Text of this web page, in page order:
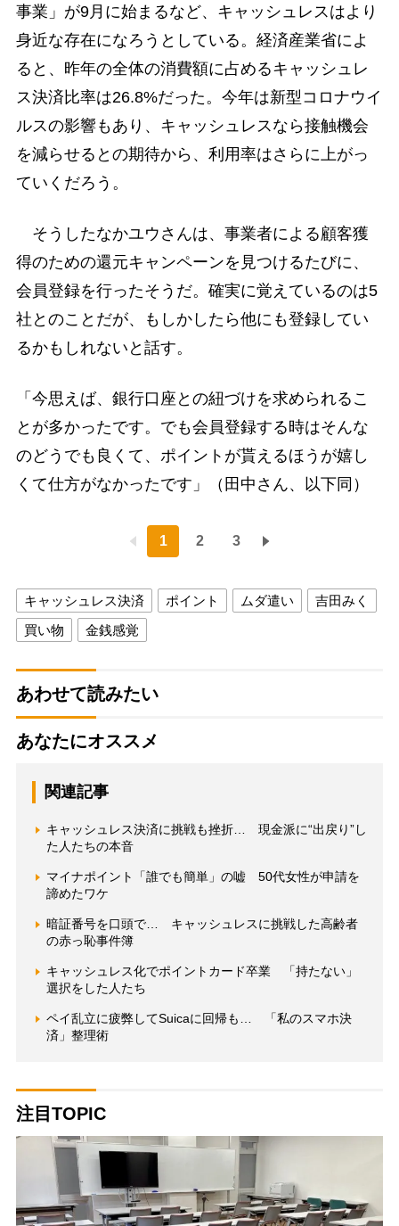
事業」が9月に始まるなど、キャッシュレスはより
身近な存在になろうとしている。経済産業省によ
ると、昨年の全体の消費額に占めるキャッシュレ
ス決済比率は26.8%だった。今年は新型コロナウイ
ルスの影響もあり、キャッシュレスなら接触機会
を減らせるとの期待から、利用率はさらに上がっ
ていくだろう。
そうしたなかユウさんは、事業者による顧客獲
得のための還元キャンペーンを見つけるたびに、
会員登録を行ったそうだ。確実に覚えているのは5
社とのことだが、もしかしたら他にも登録してい
るかもしれないと話す。
「今思えば、銀行口座との紐づけを求められるこ
とが多かったです。でも会員登録する時はそんな
のどうでも良くて、ポイントが貰えるほうが嬉し
くて仕方がなかったです」（田中さん、以下同）
1 2 3
キャッシュレス決済 ポイント ムダ遣い
吉田みく
買い物
金銭感覚
あわせて読みたい
あなたにオススメ
関連記事
キャッシュレス決済に挑戦も挫折… 現金派に“出戻り”し
た人たちの本音
マイナポイント「誰でも簡単」の嘘 50代女性が申請を
諦めたワケ
暗証番号を口頭で… キャッシュレスに挑戦した高齢者
の赤っ恥事件簿
キャッシュレス化でポイントカード卒業 「持たない」
選択をした人たち
ペイ乱立に疲弊してSuicaに回帰も… 「私のスマホ決
済」整理術
注目TOPIC